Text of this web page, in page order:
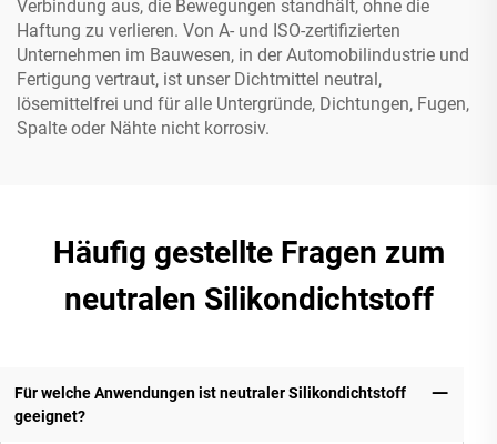
Verbindung aus, die Bewegungen standhält, ohne die
Haftung zu verlieren. Von A- und ISO-zertifizierten
Unternehmen im Bauwesen, in der Automobilindustrie und
Fertigung vertraut, ist unser Dichtmittel neutral,
lösemittelfrei und für alle Untergründe, Dichtungen, Fugen,
Spalte oder Nähte nicht korrosiv.
Häufig gestellte Fragen zum
neutralen Silikondichtstoff
Für welche Anwendungen ist neutraler Silikondichtstoff
geeignet?